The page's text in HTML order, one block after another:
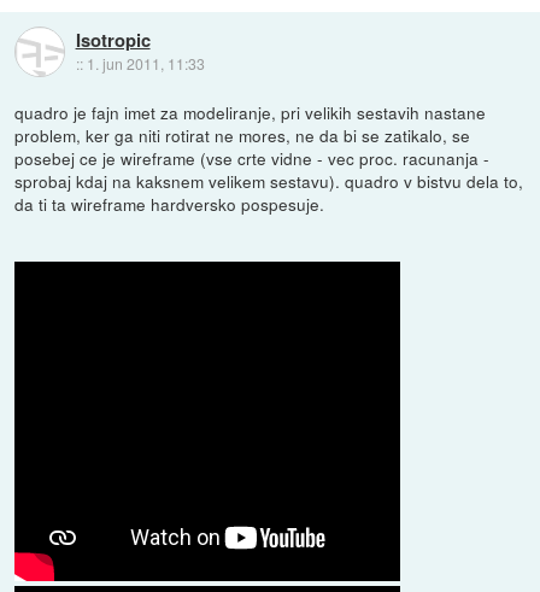
Isotropic
:: 1. jun 2011, 11:33
quadro je fajn imet za modeliranje, pri velikih sestavih nastane
problem, ker ga niti rotirat ne mores, ne da bi se zatikalo, se
posebej ce je wireframe (vse crte vidne - vec proc. racunanja -
sprobaj kdaj na kaksnem velikem sestavu). quadro v bistvu dela to,
da ti ta wireframe hardversko pospesuje.